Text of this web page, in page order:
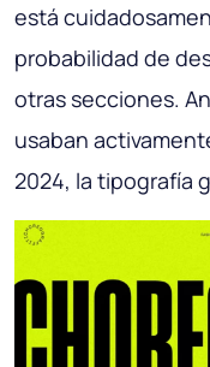
está
probabilidad de
otras secciones.
usaban
2024, la tipografía